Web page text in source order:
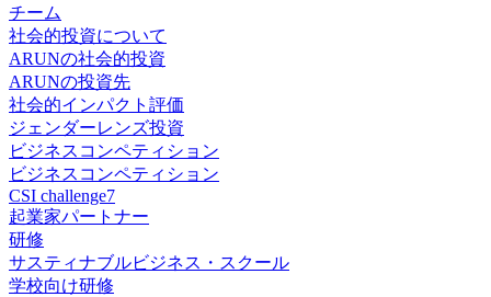
チーム
社会的投資について
ARUNの社会的投資
ARUNの投資先
社会的インパクト評価
ジェンダーレンズ投資
ビジネスコンペティション
ビジネスコンペティション
CSI challenge7
起業家パートナー
研修
サスティナブルビジネス・スクール
学校向け研修